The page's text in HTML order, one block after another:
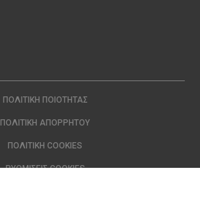
ΠΟΛΙΤΙΚΉ ΠΟΙΌΤΗΤΑΣ
ΠΟΛΙΤΙΚΉ ΑΠΟΡΡΉΤΟΥ
ΠΟΛΙΤΙΚΉ COOKIES
ΡΥΘΜΊΣΕΙΣ COOKIES